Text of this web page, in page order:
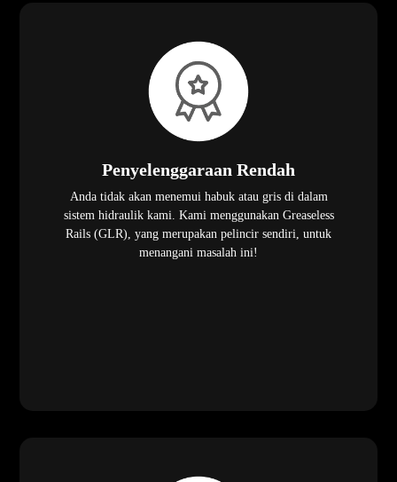
Penyelenggaraan Rendah
Anda tidak akan menemui habuk atau gris di dalam
sistem hidraulik kami. Kami menggunakan Greaseless
Rails (GLR), yang merupakan pelincir sendiri, untuk
menangani masalah ini!